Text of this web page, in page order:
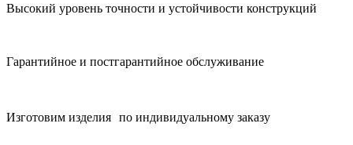
Высокий уровень точности и устойчивости конструкций
Гарантийное и постгарантийное обслуживание
Изготовим изделия по индивидуальному заказу